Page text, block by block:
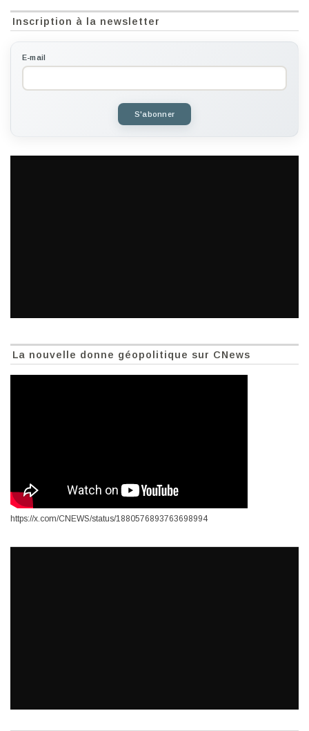
Inscription à la newsletter
E-mail
S'abonner
La nouvelle donne géopolitique sur CNews
https://x.com/CNEWS/status/1880576893763698994